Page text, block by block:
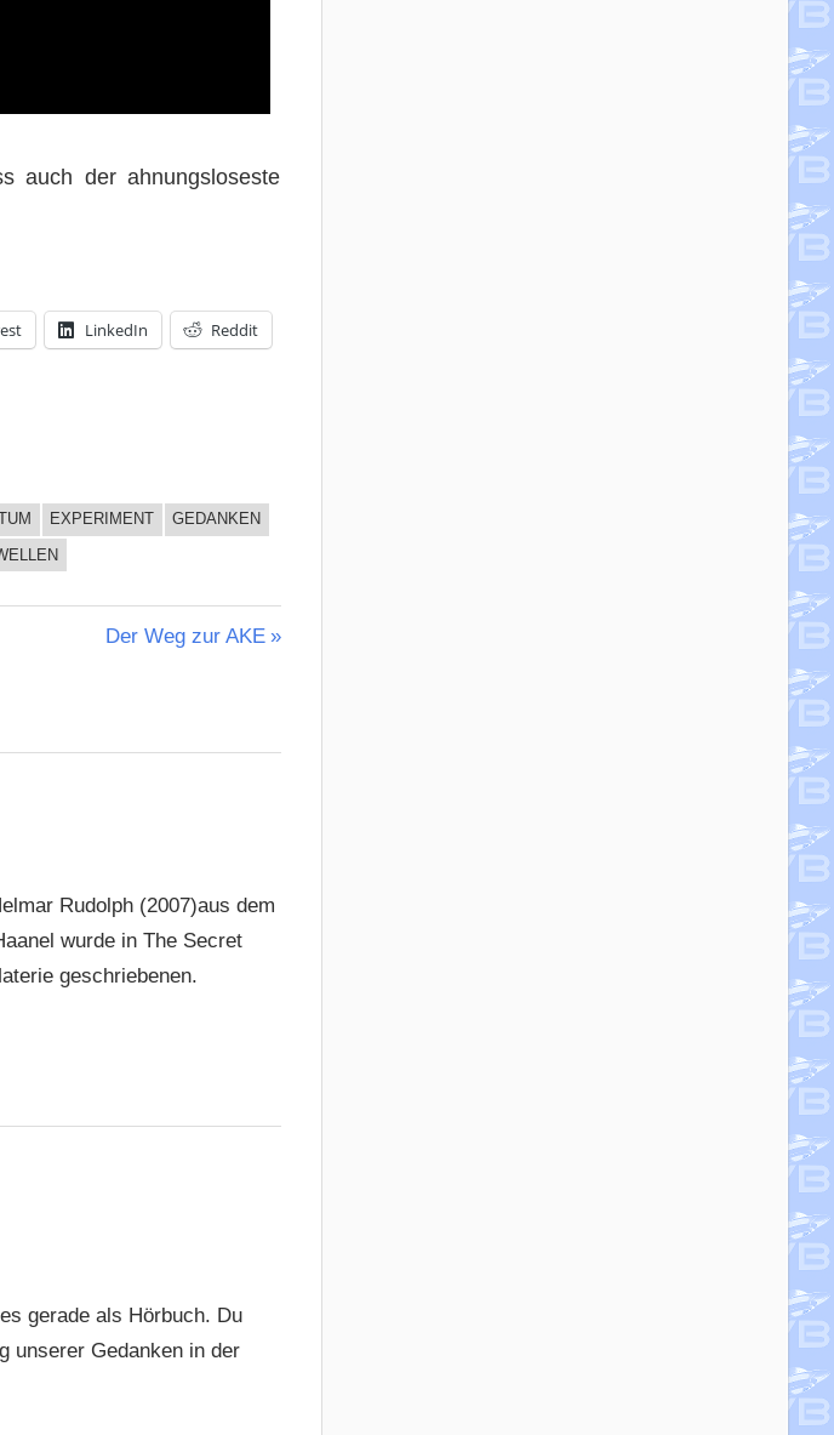
auch der ahnungsloseste
LinkedIn Reddit
EXPERIMENT
GEDANKEN
Nächster
Der Weg zur AKE
Rudolph (2007)aus dem
wurde in The Secret
geschriebenen.
gerade als Hörbuch. Du
unserer Gedanken in der